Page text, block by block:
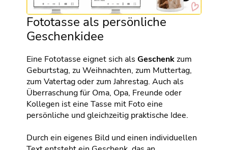
Fototasse als persönliche
Geschenkidee
Eine Fototasse eignet sich als Geschenkzum
Geburtstag, zu Weihnachten, zum Muttertag,
zum Vatertag oder zum Jahrestag. Auch als
Überraschung für Oma, Opa, Freunde oder
Kollegen ist eine Tasse mit Foto eine
persönliche und gleichzeitig praktische Idee.
Durch ein eigenes Bild und einen individuellen